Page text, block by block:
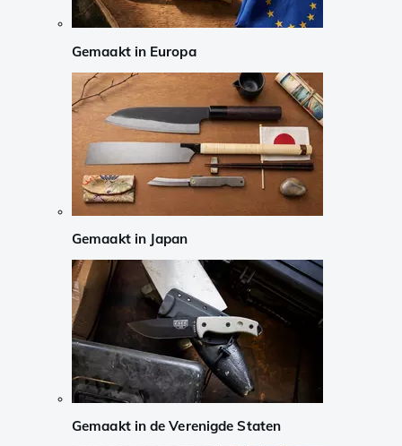
Gemaakt in Europa
Gemaakt in Japan
Gemaakt in de Verenigde Staten